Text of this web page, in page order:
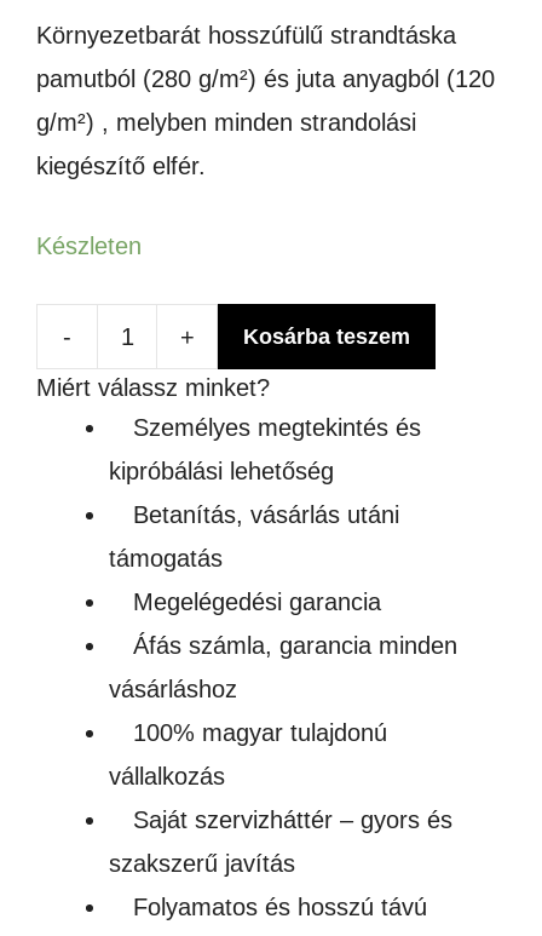
Környezetbarát hosszúfülű strandtáska
pamutból (280 g/m²) és juta anyagból (120
g/m²) , melyben minden strandolási
kiegészítő elfér.
Készleten
-
Luís
strandtáska
(280
g/m²)
mennyiség
+ Kosárba teszem
Miért válassz minket?
Személyes megtekintés és
kipróbálási lehetőség
Betanítás, vásárlás utáni
támogatás
Megelégedési garancia
Áfás számla, garancia minden
vásárláshoz
100% magyar tulajdonú
vállalkozás
Saját szervizháttér – gyors és
szakszerű javítás
Folyamatos és hosszú távú